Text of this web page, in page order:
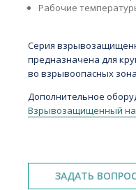
Рабочие
Краткое
Серия
предназначена для
во взрывоопасных
Дополнительное
Взрывозащищенный
ЗАДАТЬ ВОПРОС